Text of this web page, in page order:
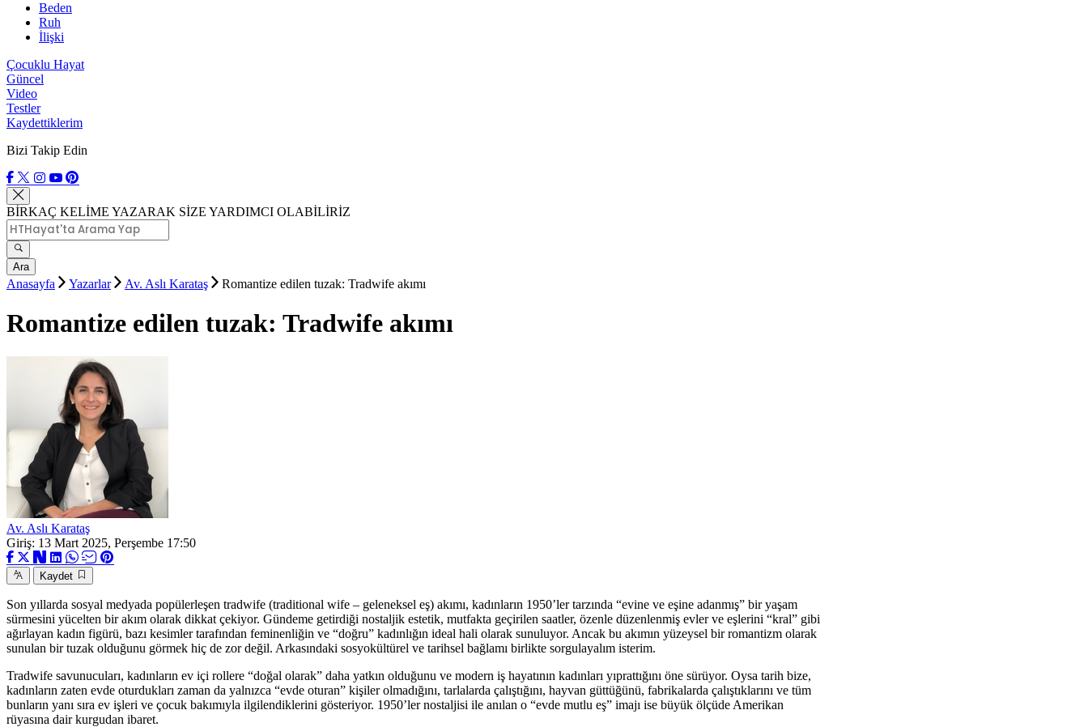
Beden
Ruh
İlişki
Çocuklu Hayat
Güncel
Video
Testler
Kaydettiklerim
Bizi Takip Edin
BİRKAÇ KELİME YAZARAK SİZE YARDIMCI OLABİLİRİZ
Ara
Anasayfa Yazarlar Av. Aslı Karataş Romantize edilen tuzak: Tradwife akımı
Romantize edilen tuzak: Tradwife akımı
Av. Aslı Karataş
Giriş: 13 Mart 2025, Perşembe 17:50
Kaydet
Son yıllarda sosyal medyada popülerleşen tradwife (traditional wife – geleneksel eş) akımı, kadınların 1950’ler tarzında “evine ve eşine adanmış” bir yaşam
sürmesini yücelten bir akım olarak dikkat çekiyor. Gündeme getirdiği nostaljik estetik, mutfakta geçirilen saatler, özenle düzenlenmiş evler ve eşlerini “kral” gibi
ağırlayan kadın figürü, bazı kesimler tarafından feminenliğin ve “doğru” kadınlığın ideal hali olarak sunuluyor. Ancak bu akımın yüzeysel bir romantizm olarak
sunulan bir tuzak olduğunu görmek hiç de zor değil. Arkasındaki sosyokültürel ve tarihsel bağlamı birlikte sorgulayalım isterim.
Tradwife savunucuları, kadınların ev içi rollere “doğal olarak” daha yatkın olduğunu ve modern iş hayatının kadınları yıprattığını öne sürüyor. Oysa tarih bize,
kadınların zaten evde oturdukları zaman da yalnızca “evde oturan” kişiler olmadığını, tarlalarda çalıştığını, hayvan güttüğünü, fabrikalarda çalıştıklarını ve tüm
bunların yanı sıra ev işleri ve çocuk bakımıyla ilgilendiklerini gösteriyor. 1950’ler nostaljisi ile anılan o “evde mutlu eş” imajı ise büyük ölçüde Amerikan
rüyasına dair kurgudan ibaret.